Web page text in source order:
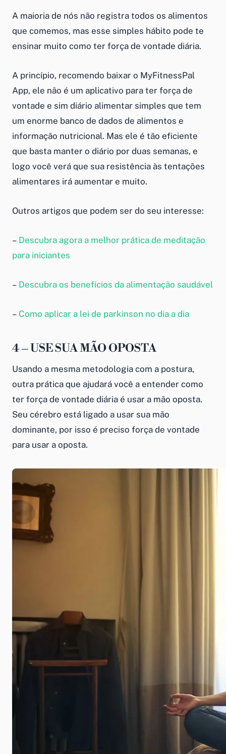
A maioria de nós não registra todos os alimentos
que comemos, mas esse simples hábito pode te
ensinar muito como ter força de vontade diária.
A princípio, recomendo baixar o MyFitnessPal
App, ele não é um aplicativo para ter força de
vontade e sim diário alimentar simples que tem
um enorme banco de dados de alimentos e
informação nutricional. Mas ele é tão eficiente
que basta manter o diário por duas semanas, e
logo você verá que sua resistência às tentações
alimentares irá aumentar e muito.
Outros artigos que podem ser do seu interesse:
– Descubra agora a melhor prática de meditação
para iniciantes
– Descubra os benefícios da alimentação saudável
– Como aplicar a lei de parkinson no dia a dia
4 – USE SUA MÃO OPOSTA
Usando a mesma metodologia com a postura,
outra prática que ajudará você a entender como
ter força de vontade diária é usar a mão oposta.
Seu cérebro está ligado a usar sua mão
dominante, por isso é preciso força de vontade
para usar a oposta.